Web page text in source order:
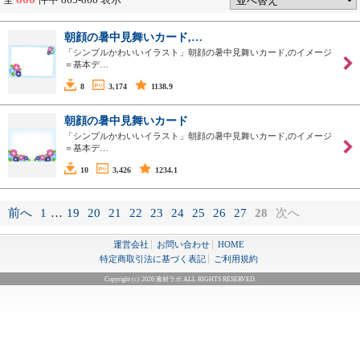
朝顔の暑中見舞いカード,…
「シンプルかわいいイラスト」朝顔の暑中見舞いカード,のイメージ
＝基本デ…
8 3,174 1138.9
朝顔の暑中見舞いカード
「シンプルかわいいイラスト」朝顔の暑中見舞いカード,のイメージ
＝基本デ…
10 3,426 1234.1
前へ 1 … 19 20 21 22 23 24 25 26 27 28 次へ
運営会社 お問い合わせ
HOME
特定商取引法に基づく表記
ご利用規約
Copyright (c) 2026 素材ラボ ALL RIGHTS RESERVED.